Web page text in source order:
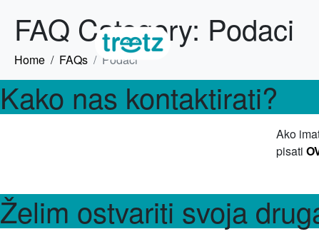
FAQ Category: Podaci
Home FAQs Podaci
Kako nas kontaktirati?
Ako
pisati
Želim ostvariti svoja